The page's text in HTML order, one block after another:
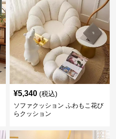
¥5,340 (税込)
ソファクッション ふわもこ花び
らクッション